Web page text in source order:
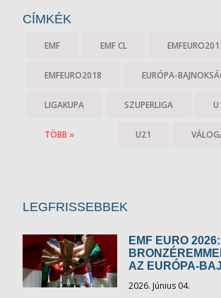
CÍMKÉK
EMF EMF CL
EMFEURO2018 EURÓPA-
LIGAKUPA SZUPERLIGA
U21
TÖBB »
LEGFRISSEBBEK
EMF EURO 2026:
AZ EURÓPA-
2026. Június 04.